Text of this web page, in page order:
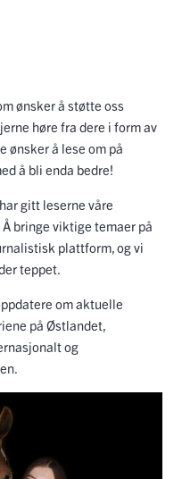
ønsker å støtte oss
høre fra dere i form av
ønsker å lese om på
å bli enda bedre!
gitt leserne våre
bringe viktige temaer på
plattform, og vi
teppet.
om aktuelle
på Østlandet,
og